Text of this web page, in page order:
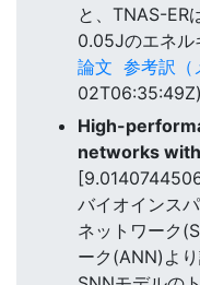
と、TNAS-ER
0.05Jのエネル
論文 参考訳（
02T06:35:49Z)
High-
networks
バイオインス
ネットワーク
ーク(ANN)よ